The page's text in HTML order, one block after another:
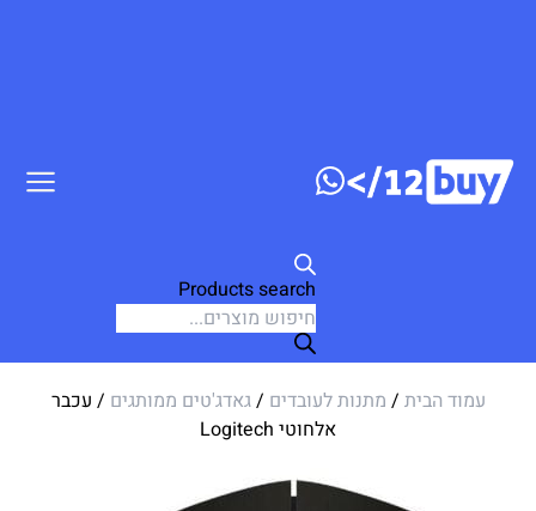
Products search
עמוד הבית / מתנות לעובדים /גאדג'טים ממותגים / עכבר
אלחוטי Logitech